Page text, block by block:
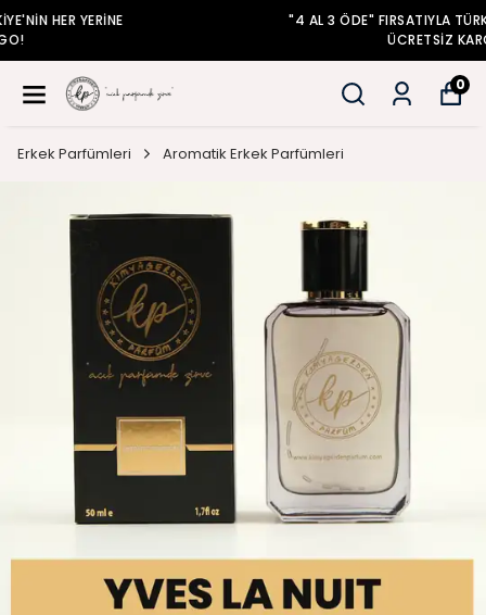
"4 AL 3 ÖDE" FIRSATIYLA TÜRKİYE'NİN HER YERİNE
0
Erkek Parfümleri Aromatik Erkek Parfümleri